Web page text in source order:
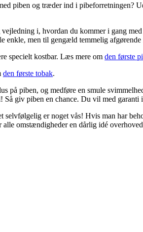
piben og træder ind i
i, hvordan du kommer i gang
enkle, men til gengæld temmelig afgørende
specielt kostbar. Læs mere om den første
den første tobak.
piben, og medføre en smule
giv piben en chance. Du vil med garanti
selvfølgelig er noget vås! Hvis man har
omstændigheder en dårlig idé